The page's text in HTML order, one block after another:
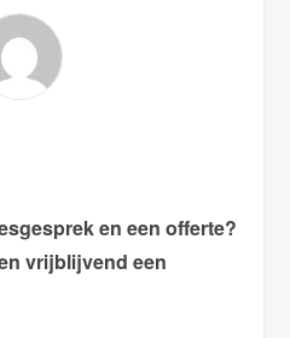
en een offerte?
vrijblijvend een